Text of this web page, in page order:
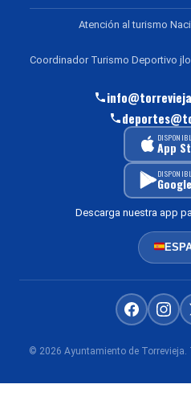
Atención al turismo
Coordinador Turismo Deportivo
App
Descarga nuestra app
© 2026 Ayuntamiento de